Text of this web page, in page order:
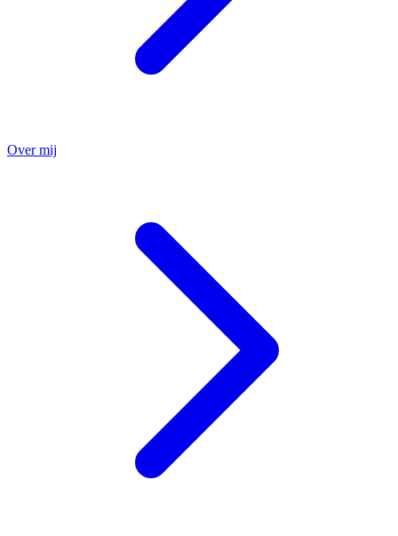
Over mij